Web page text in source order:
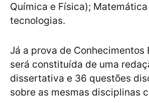
Química e Física); Matemática
tecnologias.
Já a prova de Conhecimentos
será constituída de uma
dissertativa e 36 questões
sobre as mesmas disciplinas